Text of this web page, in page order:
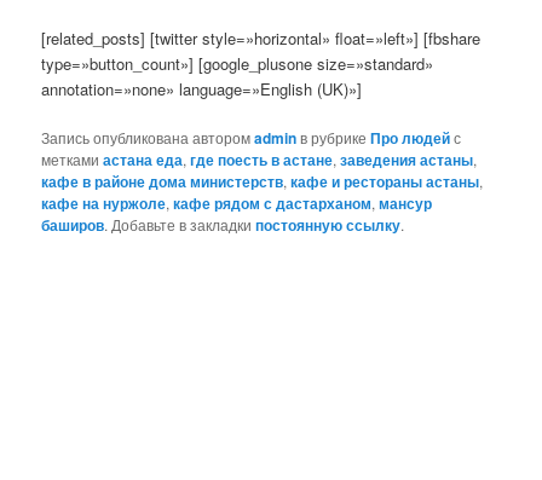
[related_posts] [twitter style=»horizontal» float=»left»] [fbshare
type=»button_count»] [google_plusone size=»standard»
annotation=»none» language=»English (UK)»]
Запись опубликована авторомadminв рубрикеПро людейс
меткамиастана еда,где поесть в астане,заведения астаны,
кафе в районе дома министерств,кафе и рестораны астаны,
кафе на нуржоле,кафе рядом с дастарханом,мансур
баширов. Добавьте в закладкипостоянную ссылку.